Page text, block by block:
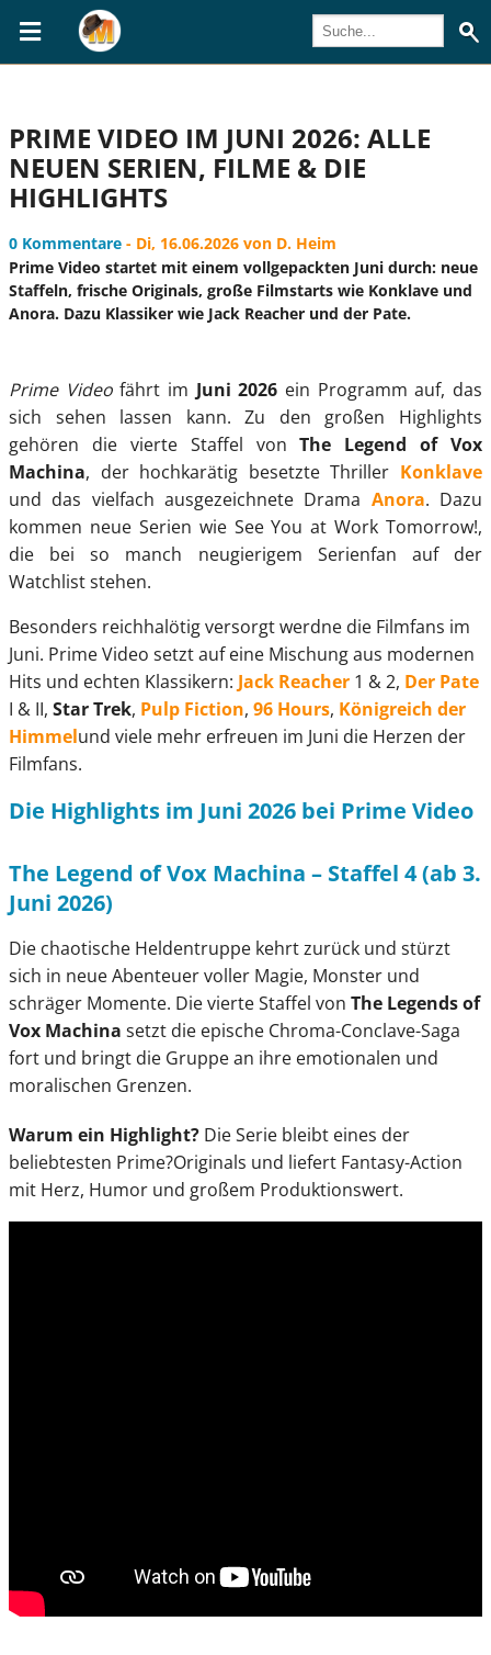
PRIME VIDEO IM JUNI 2026: ALLE
NEUEN SERIEN, FILME & DIE
HIGHLIGHTS
0 Kommentare - Di, 16.06.2026 von D. Heim
Prime Video startet mit einem vollgepackten Juni durch: neue
Staffeln, frische Originals, große Filmstarts wie Konklave und
Anora. Dazu Klassiker wie Jack Reacher und der Pate.
Prime Videofährt im Juni 2026 ein Programm auf, das
sich sehen lassen kann. Zu den großen Highlights
gehören die vierte Staffel vonThe Legend of Vox
Machina, der hochkarätig besetzte Thriller Konklave
und das vielfach ausgezeichnete Drama Anora. Dazu
kommen neue Serien wie See You at Work Tomorrow!,
die bei so manch neugierigem Serienfan auf der
Watchlist stehen.
Besonders reichhalötig versorgt werdne die Filmfans im
Juni. Prime Video setzt auf eine Mischung aus modernen
Hits und echten Klassikern: Jack Reacher 1 & 2, Der Pate
I & II, Star Trek, Pulp Fiction, 96 Hours, Königreich der
Himmelund viele mehr erfreuen im Juni die Herzen der
Filmfans.
Die Highlights im Juni 2026 bei Prime Video
The Legend of Vox Machina – Staffel 4 (ab 3.
Juni 2026)
Die chaotische Heldentruppe kehrt zurück und stürzt
sich in neue Abenteuer voller Magie, Monster und
schräger Momente. Die vierte Staffel von The Legends of
Vox Machina setzt die epische Chroma-Conclave-Saga
fort und bringt die Gruppe an ihre emotionalen und
moralischen Grenzen.
Warum ein Highlight? Die Serie bleibt eines der
beliebtesten Prime?Originals und liefert Fantasy-Action
mit Herz, Humor und großem Produktionswert.